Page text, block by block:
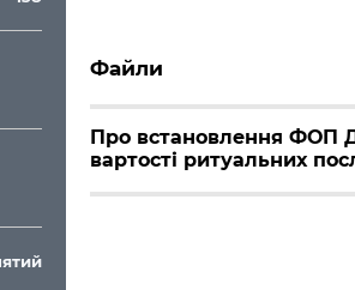
Файли
Про встановлення ФОП
вартості ритуальних